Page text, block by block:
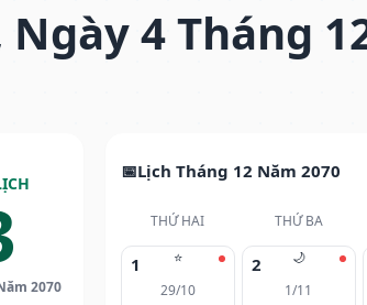
4 Tháng
2070
Lịch Tháng 12 Năm 2070
THỨ HAI THỨ BA
⭐
1
29/10
🌙
2
1/11